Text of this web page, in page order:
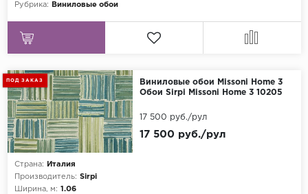
Рубрика:
Виниловые обои
ПОД ЗАКАЗ
Виниловые обои Missoni Home 3
Обои Sirpi Missoni Home 3 10205
Страна:
Италия
Производитель: Sirpi
Ширина, м: 1.06
17 500 руб./рул
17 500 руб./рул